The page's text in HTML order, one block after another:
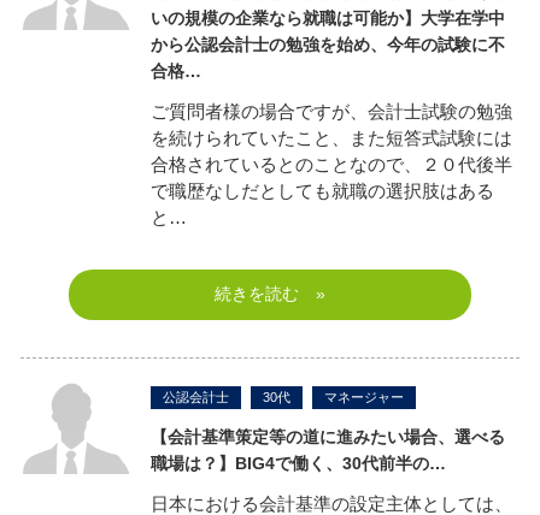
いの規模の企業なら就職は可能か】 大学在学中
から公認会計士の勉強を始め、今年の試験に不
合格…
ご質問者様の場合ですが、会計士試験の勉強
を続けられていたこと、また短答式試験には
合格されているとのことなので、２０代後半
で職歴なしだとしても就職の選択肢はある
と…
続きを読む »
公認会計士 30代 マネージャー
【会計基準策定等の道に進みたい場合、選べる
職場は？】 BIG4で働く、30代前半の…
日本における会計基準の設定主体としては、